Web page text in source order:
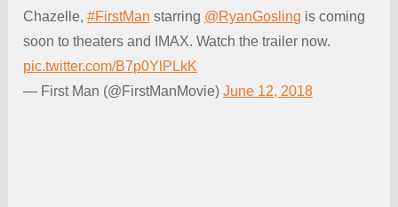
Chazelle,#FirstMan starring @RyanGosling is coming
soon to theaters and IMAX. Watch the trailer now.
pic.twitter.com/B7p0YlPLkK
— First Man (@FirstManMovie)June 12, 2018